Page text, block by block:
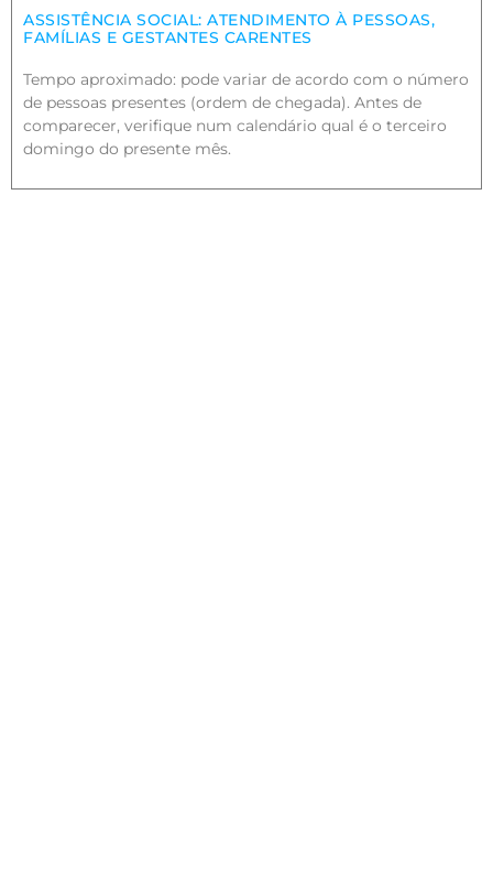
ASSISTÊNCIA SOCIAL: ATENDIMENTO À PESSOAS,
FAMÍLIAS E GESTANTES CARENTES
Tempo aproximado: pode variar de acordo com o número
de pessoas presentes (ordem de chegada). Antes de
comparecer, verifique num calendário qual é o terceiro
domingo do presente mês.